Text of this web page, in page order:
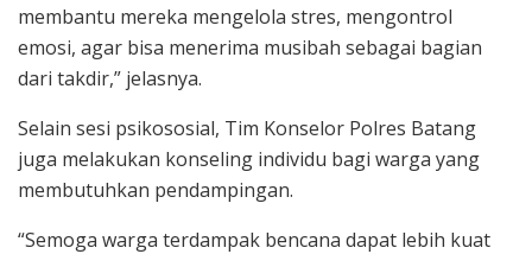
membantu mereka mengelola stres, mengontrol
emosi, agar bisa menerima musibah sebagai bagian
dari takdir,” jelasnya.
Selain sesi psikososial, Tim Konselor Polres Batang
juga melakukan konseling individu bagi warga yang
membutuhkan pendampingan.
“Semoga warga terdampak bencana dapat lebih kuat